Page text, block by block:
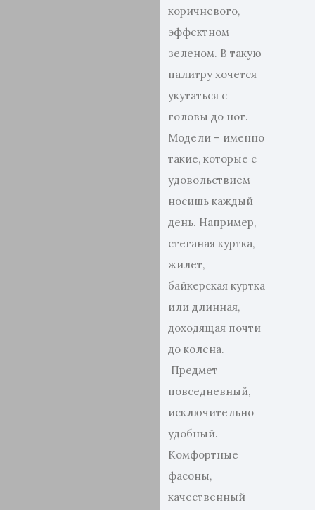
коричневого,
эффектном
зеленом. В такую
палитру хочется
укутаться с
головы до ног.
Модели – именно
такие, которые с
удовольствием
носишь каждый
день. Например,
стеганая куртка,
жилет,
байкерская куртка
или длинная,
доходящая почти
до колена.
Предмет
повседневный,
исключительно
удобный.
Комфортные
фасоны,
качественный